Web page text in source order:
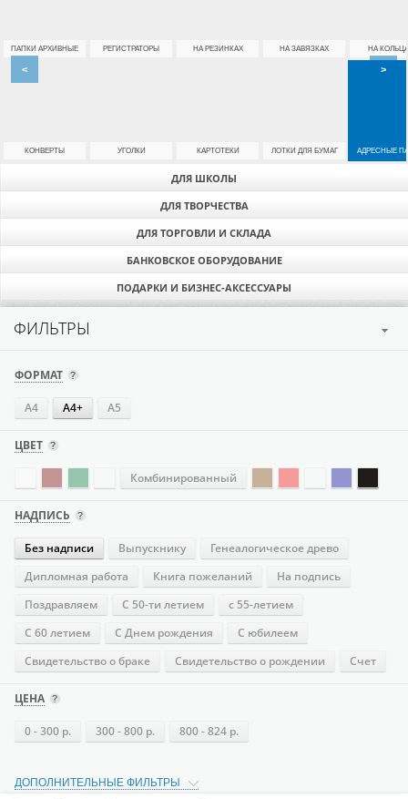
ДЛЯ ШКОЛЫ
ДЛЯ ТВОРЧЕСТВА
ДЛЯ ТОРГОВЛИ И СКЛАДА
БАНКОВСКОЕ ОБОРУДОВАНИЕ
ПОДАРКИ И БИЗНЕС-АКСЕССУАРЫ
ПАПКИ АРХИВНЫЕ РЕГИСТРАТОРЫ НА РЕЗИНКАХ НА ЗАВЯЗКАХ НА
КОНВЕРТЫ УГОЛКИ КАРТОТЕКИ ЛОТКИ ДЛЯ БУМАГ АДРЕСНЫЕ
< >
ФИЛЬТРЫ
ФОРМАТ
А4 А4+ А5
ЦВЕТ
Комбинированный
НАДПИСЬ
Без надписи Выпускнику
Генеалогическое древо
Дипломная работа
Книга пожеланий
На подпись
Поздравляем
С 50-ти летием
с 55-летием
С 60 летием
С Днем рождения
С юбилеем
Свидетельство о браке
Свидетельство о рождении Счет
ЦЕНА
0 - 300 р. 300 - 800 р. 800 - 824 р.
ДОПОЛНИТЕЛЬНЫЕ ФИЛЬТРЫ